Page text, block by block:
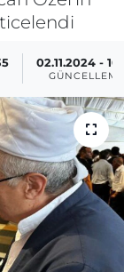
02.11.2024 -